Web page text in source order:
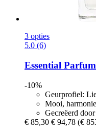
3 opties
5.0 (6)
Essential
-10%
Geurprofiel:
Mooi,
Gecreëerd
€ 85,30 € 94,78 (€